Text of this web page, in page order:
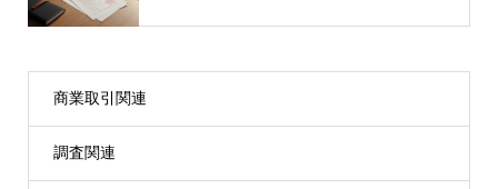
商業取引関連
調査関連